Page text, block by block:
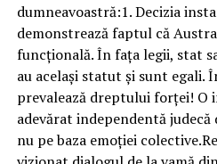
dumneavoastră:1. Decizia
demonstrează faptul că
funcțională. În fața legii, stat
au același statut și sunt egali.
prevalează dreptului forței! O
adevărat independentă judecă
nu pe baza emoției